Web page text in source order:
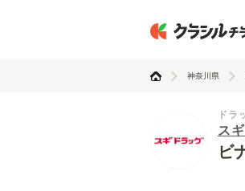
神奈川県
ドラ
ス
ビ